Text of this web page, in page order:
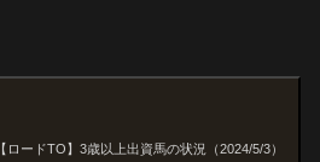
【ロードTO】3歳以上出資馬の状況（2024/5/3）